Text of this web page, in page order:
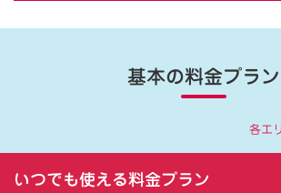
基本の料金プラン
各エ
いつでも使える料金プラン